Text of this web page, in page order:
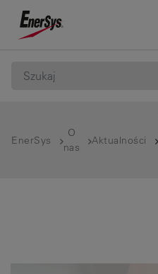
EnerSys
O
nas
Aktualności